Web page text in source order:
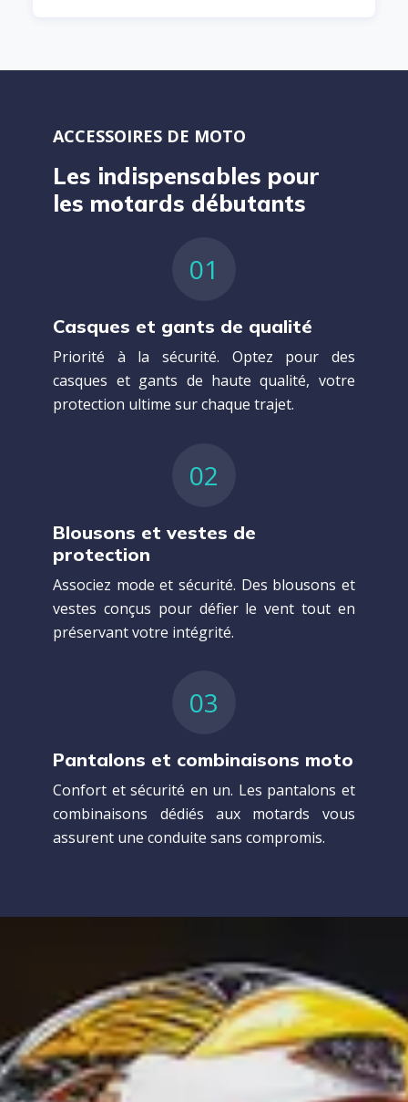
ACCESSOIRES DE MOTO
Les indispensables pour
les motards débutants
01
Casques et gants de qualité
Priorité à la sécurité. Optez pour des
casques et gants de haute qualité, votre
protection ultime sur chaque trajet.
02
Blousons et vestes de
protection
Associez mode et sécurité. Des blousons et
vestes conçus pour défier le vent tout en
préservant votre intégrité.
03
Pantalons et combinaisons moto
Confort et sécurité en un. Les pantalons et
combinaisons dédiés aux motards vous
assurent une conduite sans compromis.